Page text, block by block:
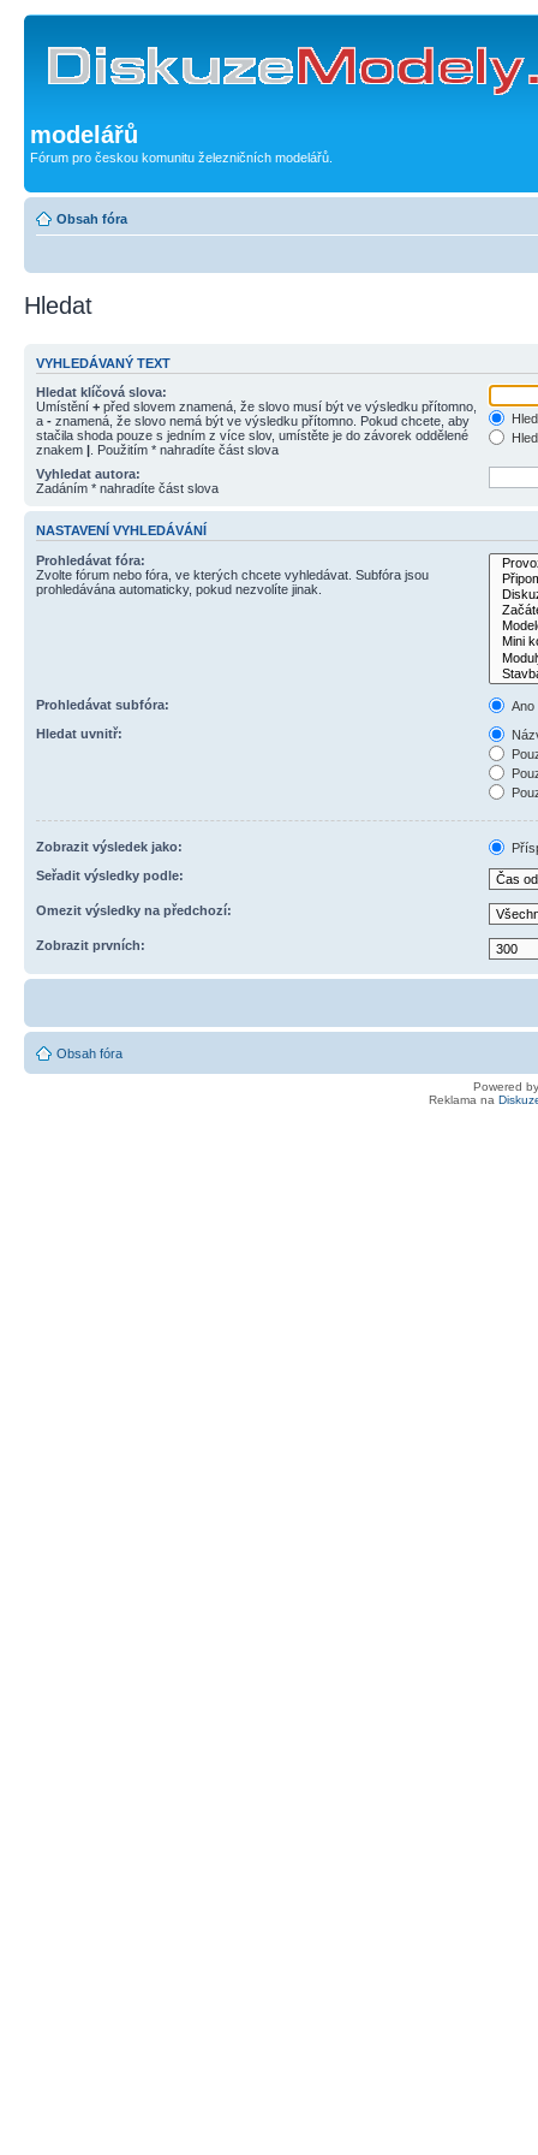
modelářů
Fórum pro českou komunitu železničních modelářů.
Obsah fóra
Hledat
VYHLEDÁVANÝ TEXT
Hledat klíčová slova:
Umístění + před slovem znamená, že slovo musí být ve výsledku přítomno,
a - znamená, že slovo nemá být ve výsledku přítomno. Pokud chcete, aby
stačila shoda pouze s jedním z více slov, umístěte je do závorek oddělené
znakem | . Použitím * nahradíte část slova
Vyhledat autora:
Zadáním * nahradíte část slova
NASTAVENÍ VYHLEDÁVÁNÍ
Prohledávat fóra:
Zvolte fórum nebo fóra, ve kterých chcete vyhledávat. Subfóra jsou
prohledávána automaticky, pokud nezvolíte jinak.
Prohledávat subfóra:
Ano
Hledat uvnitř:
Zobrazit výsledek jako:
Seřadit výsledky podle:
Omezit výsledky na předchozí:
Zobrazit prvních:
Obsah fóra
Powered
Reklama na